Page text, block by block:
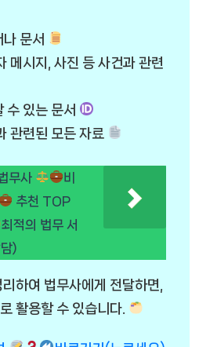
문서
메시지, 사진 등 사건과 관련
수 있는 문서
관련된 모든 자료
무사
비
추천 TOP
최적의 법무 서
)
하여 법무사에게 전달하면,
활용할 수 있습니다.